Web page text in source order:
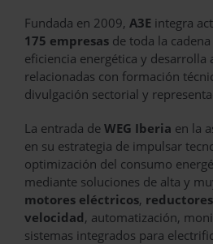
Fundada en 2009, A3E integra
175 empresas de toda la
eficiencia energética y desarrolla
relacionadas con formación
divulgación sectorial y
La entrada de WEG Iberia en la
en su estrategia de impulsar
optimización del consumo
mediante soluciones de alta y
motores eléctricos, reductores
velocidad, automatización,
sistemas integrados para